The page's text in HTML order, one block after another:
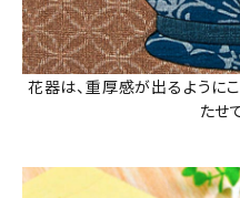
花器は、重厚感が出るように
たせ